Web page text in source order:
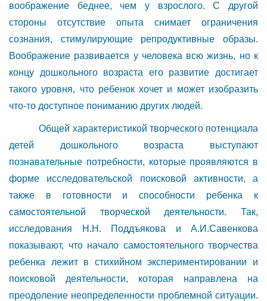
воображение беднее, чем у взрослого. С другой
стороны отсутствие опыта снимает ограничения
сознания, стимулирующие репродуктивные образы.
Воображение развивается у человека всю жизнь, но к
концу дошкольного возраста его развитие достигает
такого уровня, что ребенок хочет и может изобразить
что-то доступное пониманию других людей.
Общей характеристикой творческого потенциала
детей дошкольного возраста выступают
познавательные потребности, которые проявляются в
форме исследовательской поисковой активности, а
также в готовности и способности ребенка к
самостоятельной творческой деятельности. Так,
исследования Н.Н. Поддъякова и А.И.Савенкова
показывают, что начало самостоятельного творчества
ребенка лежит в стихийном экспериментировании и
поисковой деятельности, которая направлена на
преодоление неопределенности проблемной ситуации.